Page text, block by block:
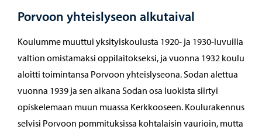
Porvoon yhteislyseon alkutaival
Koulumme muuttui yksityiskoulusta 1920- ja 1930-luvuilla
valtion omistamaksi oppilaitokseksi, ja vuonna 1932 koulu
aloitti toimintansa Porvoon yhteislyseona. Sodan alettua
vuonna 1939 ja sen aikana Sodan osa luokista siirtyi
opiskelemaan muun muassa Kerkkooseen. Koulurakennus
selvisi Porvoon pommituksissa kohtalaisin vaurioin, mutta